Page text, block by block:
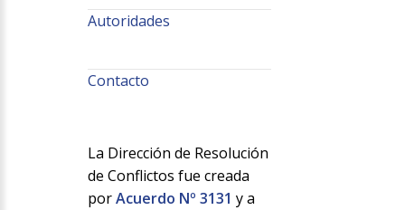
Autoridades
Contacto
La Dirección de Resolución
de Conflictos fue creada
porAcuerdo Nº 3131 y a